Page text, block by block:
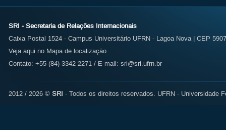
SRI - Secretaria de Relações Internacionais
Caixa Postal 1524 - Campus Universitário UFRN - Lagoa Nova | CEP
Veja aqui no Mapa de localização
Contato: +55 (84) 3342-2271 / E-mail: sri@sri.ufrn.br
2012 / 2026 © SRI - Todos os direitos reservados. UFRN - Universidade